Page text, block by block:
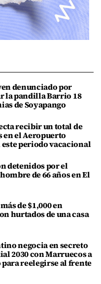
denunciado por
la pandilla Barrio 18
de Soyapango
recibir un total de
en el Aeropuerto
periodo vacacional
detenidos por el
de 66 años en El
de $1,000 en
hurtados de una casa
negocia en secreto
2030 con Marruecos a
reelegirse al frente